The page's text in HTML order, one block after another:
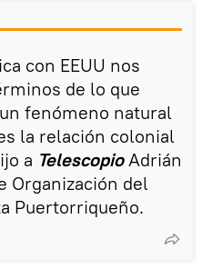
con EEUU nos
de lo que
fenómeno natural
la relación colonial
a TelescopioAdrián
Organización del
Puertorriqueño.